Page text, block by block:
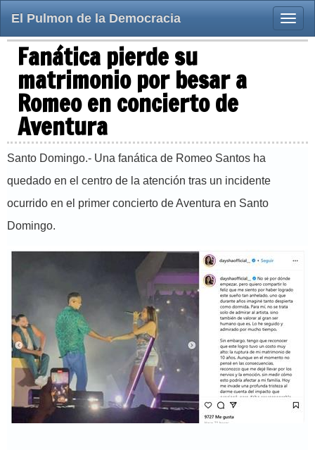
Toggle
El Pulmon de la Democracia
Fanática pierde su
matrimonio por besar a
Romeo en concierto de
Aventura
Santo Domingo.- Una fanática de Romeo Santos ha
quedado en el centro de la atención tras un incidente
ocurrido en el primer concierto de Aventura en Santo
Domingo.